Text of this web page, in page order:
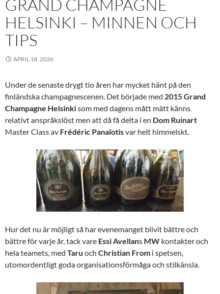
GRAND CHAMPAGNE
HELSINKI – MINNEN OCH
TIPS
APRIL 18, 2026
Under de senaste drygt tio åren har mycket hänt på den
finländska champagnescenen. Det började med 2015 Grand
Champagne Helsinkisom med dagens mått mätt känns
relativt anspråkslöst men att då få delta i en Dom Ruinart
Master Class av Frédéric Panaïotisvar helt himmelskt.
Hur det nu är möjligt så har evenemanget blivit bättre och
bättre för varje år, tack vare Essi Avellans MW kontakter och
hela teamets, med Taru och Christian From i spetsen,
utomordentligt goda organisationsförmåga och stilkänsla.